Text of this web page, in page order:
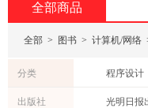
全部商品
全部 > 图书 > 计算机/网络
分类 程序设计
出版社 光明日报
加